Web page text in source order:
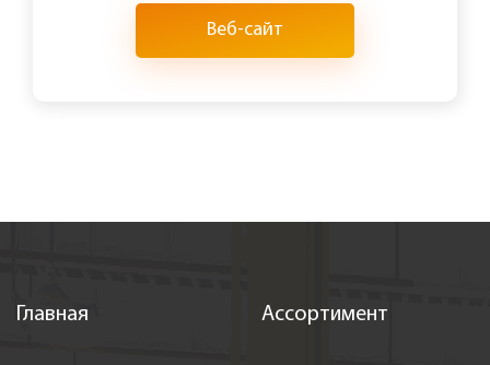
Веб-сайт
Главная Ассортимент